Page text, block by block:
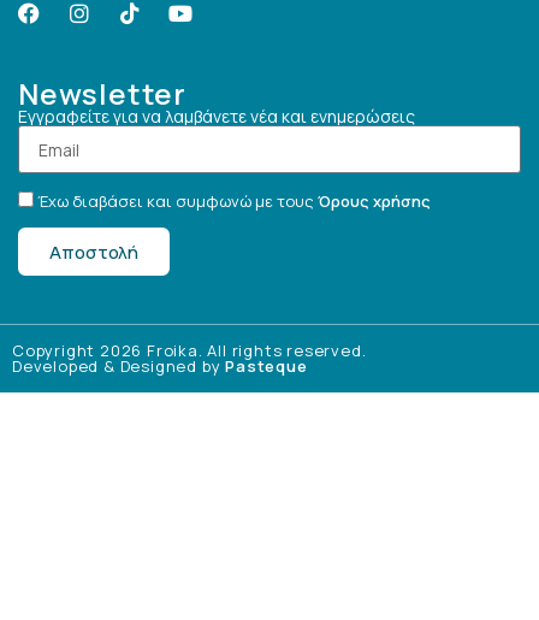
Newsletter
Εγγραφείτε για να λαμβάνετε νέα και ενημερώσεις
Έχω διαβάσει και συμφωνώ με τους Όρους χρήσης
Αποστολή
Copyright 2026 Froika. All rights reserved.
Developed & Designed byPasteque